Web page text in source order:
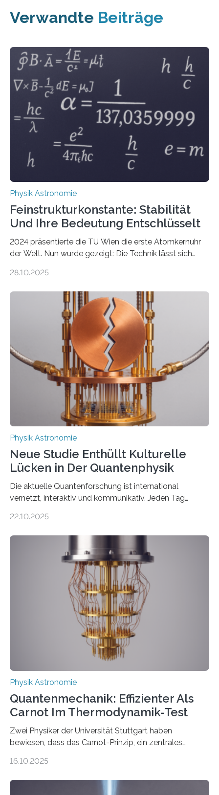
Verwandte Beiträge
Physik Astronomie
Feinstrukturkonstante: Stabilität
Und Ihre Bedeutung Entschlüsselt
2024 präsentierte die TU Wien die erste Atomkernuhr
der Welt. Nun wurde gezeigt: Die Technik lässt sich
fundamentalen Physik nachzugehen. Thorium-
Messungen verwenden. Das hatte man jahrzehntelang
vermutet, weltweit war nach den passenden
Atomkern-Zuständen gesucht worden, 2024 gelang
einem Team der TU Wien mit Unterstützung
internationaler Partner der entscheidende Durchbruch:
Der lange diskutierte Thorium-Kernübergang wurde
gefunden. Kurz darauf konnte man zeigen, dass sich
Thorium tatsächlich nutzen lässt, um hochpräzise…
28.10.2025
Physik Astronomie
Neue Studie Enthüllt Kulturelle
Lücken in Der Quantenphysik
Die aktuelle Quantenforschung ist international
vernetzt, interaktiv und kommunikativ. Jeden Tag
oft von Autor*innen, die eng zusammenarbeiten. Neue
werden schnell weiterentwickelt. Dies ist der Alltag in
der Forschung der Quantentheorie, die dieses Jahr 100
Jahre alt geworden ist, weshalb die UNESCO 2025 zum
Internationalen Jahr der Quantenwissenschaft und -
technologie ausgerufen hat. Doch nun hat eine
internationale Forschungsgruppe um den
22.10.2025
Physik Astronomie
Quantenmechanik: Effizienter Als
Carnot Im Thermodynamik-Test
Zwei Physiker der Universität Stuttgart haben
bewiesen, dass das Carnot-Prinzip, ein zentrales
Größenordnung von Atomen gilt, deren physikalische
16.10.2025